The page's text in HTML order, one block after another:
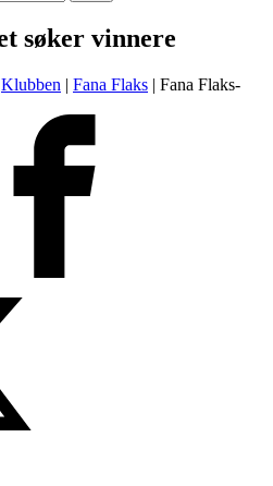
søker vinnere
Klubben | Fana Flaks | Fana Flaks-